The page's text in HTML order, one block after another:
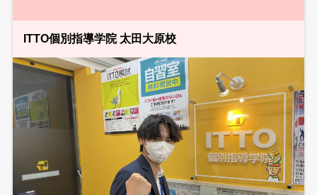
ITTO個別指導学院 太田大原校